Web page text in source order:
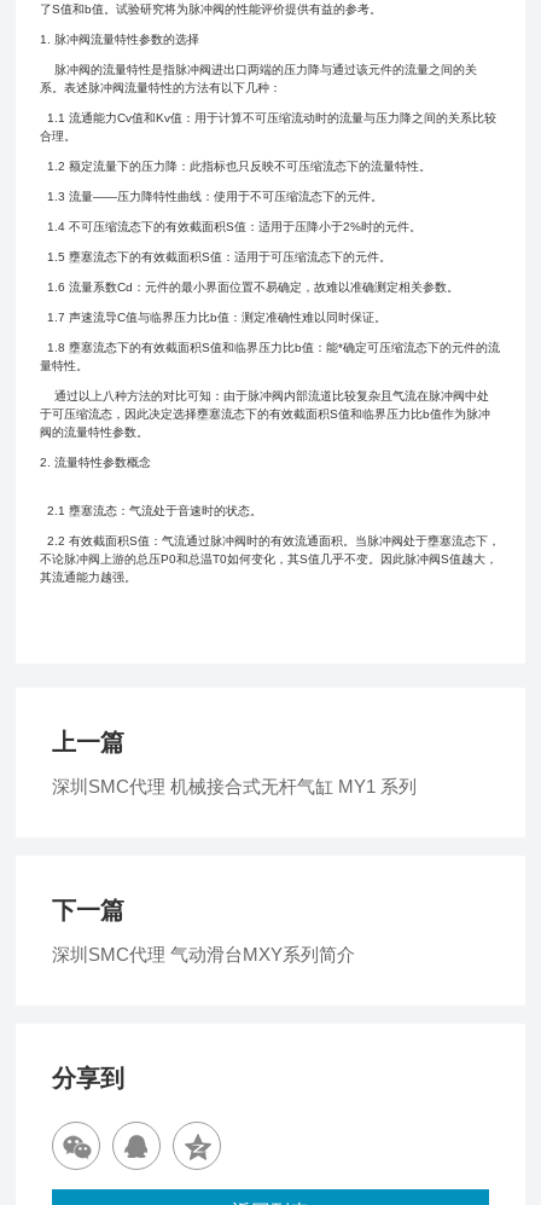
了S值和b值。试验研究将为脉冲阀的性能评价提供有益的参考。
1. 脉冲阀流量特性参数的选择
脉冲阀的流量特性是指脉冲阀进出口两端的压力降与通过该元件的流量之间的关
系。表述脉冲阀流量特性的方法有以下几种：
1.1 流通能力Cv值和Kv值：用于计算不可压缩流动时的流量与压力降之间的关系比较
合理。
1.2 额定流量下的压力降：此指标也只反映不可压缩流态下的流量特性。
1.3 流量——压力降特性曲线：使用于不可压缩流态下的元件。
1.4 不可压缩流态下的有效截面积S值：适用于压降小于2%时的元件。
1.5 壅塞流态下的有效截面积S值：适用于可压缩流态下的元件。
1.6 流量系数Cd：元件的最小界面位置不易确定，故难以准确测定相关参数。
1.7 声速流导C值与临界压力比b值：测定准确性难以同时保证。
1.8 壅塞流态下的有效截面积S值和临界压力比b值：能*确定可压缩流态下的元件的流
量特性。
通过以上八种方法的对比可知：由于脉冲阀内部流道比较复杂且气流在脉冲阀中处
于可压缩流态，因此决定选择壅塞流态下的有效截面积S值和临界压力比b值作为脉冲
阀的流量特性参数。
2. 流量特性参数概念
2.1 壅塞流态：气流处于音速时的状态。
2.2 有效截面积S值：气流通过脉冲阀时的有效流通面积。当脉冲阀处于壅塞流态下，
不论脉冲阀上游的总压P0和总温T0如何变化，其S值几乎不变。因此脉冲阀S值越大，
其流通能力越强。
上一篇
深圳SMC代理 机械接合式无杆气缸 MY1 系列
下一篇
深圳SMC代理 气动滑台MXY系列简介
分享到